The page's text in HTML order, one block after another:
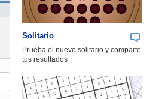
Solitario
Prueba el nuevo solitario y comparte
tus resultados